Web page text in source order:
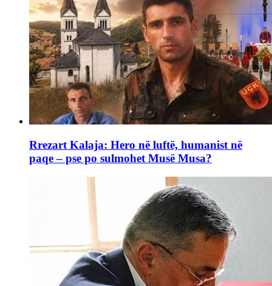
Rrezart Kalaja: Hero në luftë, humanist në
paqe – pse po sulmohet Musë Musa?